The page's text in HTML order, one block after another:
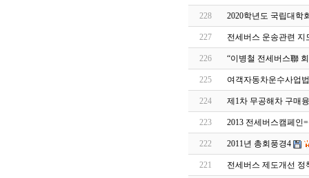
228 2020학년도 국립대학
227 전세버스 운송관련 지
226 “이병철 전세버스聯
225 여객자동차운수사업
224 제1차 무공해차 구매
223 2013 전세버스캠페인
222 2011년 총회풍경4
221 전세버스 제도개선 정